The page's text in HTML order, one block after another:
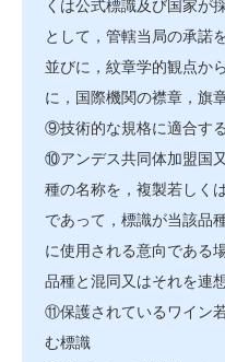
くは公式標識及び国家が
として，管轄当局の承諾
並びに，紋章学的観点か
に，国際機関の襟章，旗
⑨技術的な規格に適合す
⑩アンデス共同体加盟国
種の名称を，複製若しく
であって，標識が当該品
に使用される意向である
品種と混同又はそれを連
⑪保護されているワイン
む標識